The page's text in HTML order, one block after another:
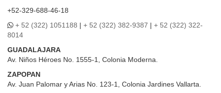
+52-329-688-46-18
+ 52 (322) 1051188 | + 52 (322) 382-9387 | + 52 (322) 322-
8014
GUADALAJARA
Av. Niños Héroes No. 1555-1, Colonia Moderna.
ZAPOPAN
Av. Juan Palomar y Arias No. 123-1, Colonia Jardines Vallarta.